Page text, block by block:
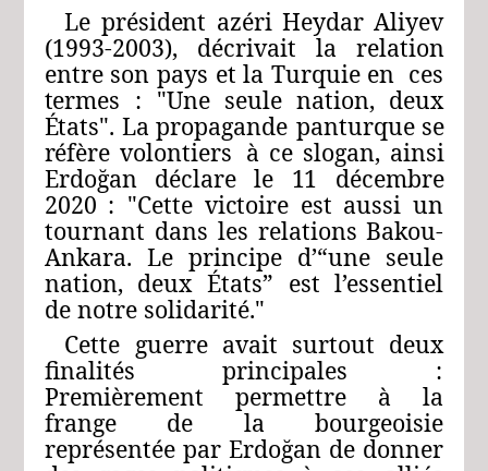
Le président azéri Heydar Aliyev
(1993-2003),
décrivait la
relation
entre son pays et la Turquie en ces
termes : "Une seule nation, deux
États". La propagande panturque se
réfère volontiers à ce slogan, ainsi
Erdoğan
déclare le 11
décembre
2020 : "Cette victoire est aussi un
tournant dans les relations Bakou-
Ankara. Le principe d’“une seule
nation, deux États” est l’essentiel
de notre solidarité."
Cette guerre avait surtout deux
finalités
principales :
Premièrement permettre à
la
frange de
la bourgeoisie
représentée par Erdoğan de donner